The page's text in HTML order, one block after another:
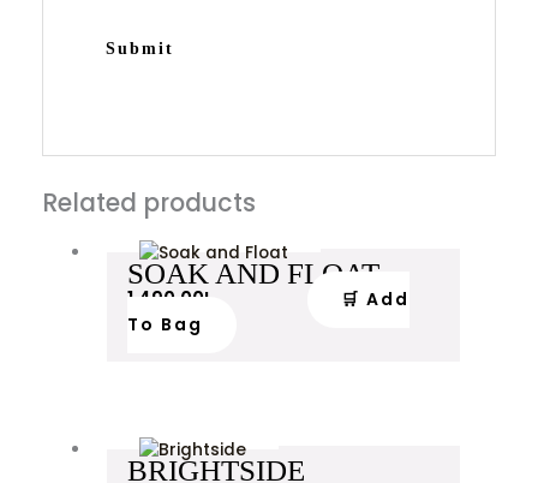
Related products
SOAK AND FLOAT
1,490.00L
🛒 Add
To Bag
BRIGHTSIDE